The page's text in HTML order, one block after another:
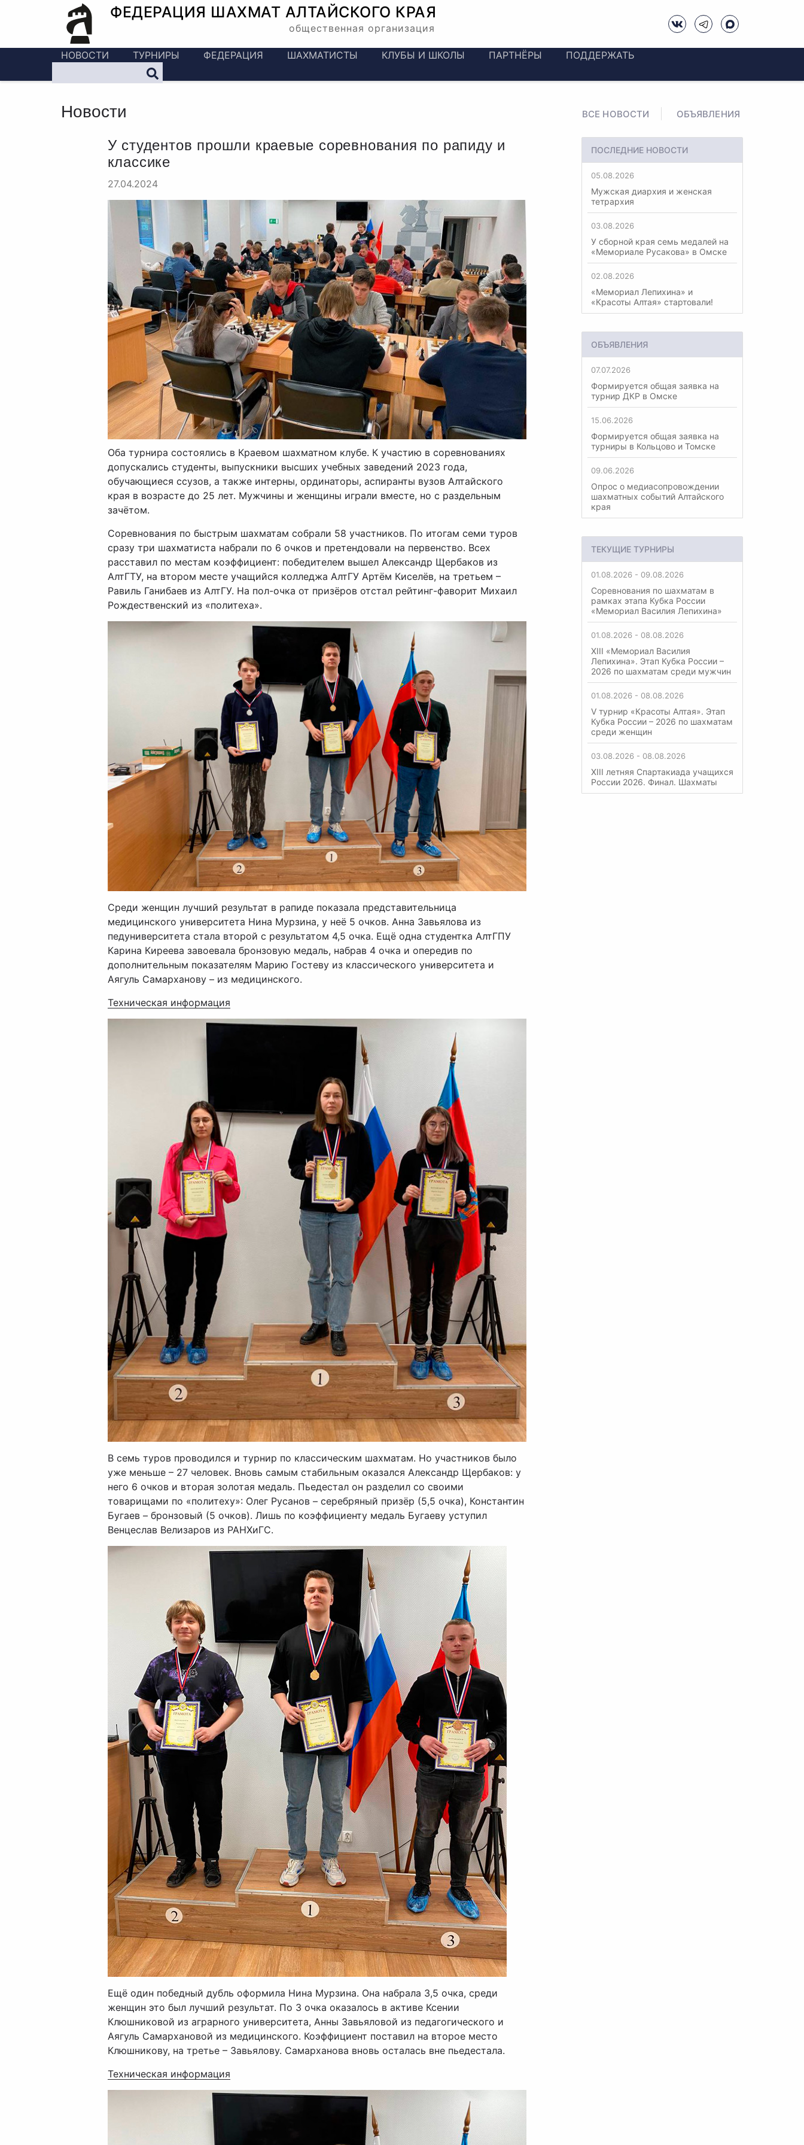
ФЕДЕРАЦИЯ ШАХМАТ АЛТАЙСКОГО КРАЯ
общественная организация
НОВОСТИ ТУРНИРЫ ФЕДЕРАЦИЯ ШАХМАТИСТЫ КЛУБЫ И ШКОЛЫ ПАРТНЁРЫ ПОДДЕРЖАТЬ
Новости ВСЕ НОВОСТИ ОБЪЯВЛЕНИЯ
У студентов прошли краевые соревнования по рапиду и
классике
27.04.2024
Оба турнира состоялись в Краевом шахматном клубе. К участию в соревнованиях
допускались студенты, выпускники высших учебных заведений 2023 года,
обучающиеся ссузов, а также интерны, ординаторы, аспиранты вузов Алтайского
края в возрасте до 25 лет. Мужчины и женщины играли вместе, но с раздельным
зачётом.
Соревнования по быстрым шахматам собрали 58 участников. По итогам семи туров
сразу три шахматиста набрали по 6 очков и претендовали на первенство. Всех
расставил по местам коэффициент: победителем вышел Александр Щербаков из
АлтГТУ, на втором месте учащийся колледжа АлтГУ Артём Киселёв, на третьем –
Равиль Ганибаев из АлтГУ. На пол-очка от призёров отстал рейтинг-фаворит Михаил
Рождественский из «политеха».
Среди женщин лучший результат в рапиде показала представительница
медицинского университета Нина Мурзина, у неё 5 очков. Анна Завьялова из
педуниверситета стала второй с результатом 4,5 очка. Ещё одна студентка АлтГПУ
Карина Киреева завоевала бронзовую медаль, набрав 4 очка и опередив по
дополнительным показателям Марию Гостеву из классического университета и
Аягуль Самарханову – из медицинского.
Техническая информация
В семь туров проводился и турнир по классическим шахматам. Но участников было
уже меньше – 27 человек. Вновь самым стабильным оказался Александр Щербаков: у
него 6 очков и вторая золотая медаль. Пьедестал он разделил со своими
товарищами по «политеху»: Олег Русанов – серебряный призёр (5,5 очка), Константин
Бугаев – бронзовый (5 очков). Лишь по коэффициенту медаль Бугаеву уступил
Венцеслав Велизаров из РАНХиГС.
Ещё один победный дубль оформила Нина Мурзина. Она набрала 3,5 очка, среди
женщин это был лучший результат. По 3 очка оказалось в активе Ксении
Клюшниковой из аграрного университета, Анны Завьяловой из педагогического и
Аягуль Самархановой из медицинского. Коэффициент поставил на второе место
Клюшникову, на третье – Завьялову. Самарханова вновь осталась вне пьедестала.
Техническая информация
ПОСЛЕДНИЕ НОВОСТИ
05.08.2026
Мужская диархия и женская
тетрархия
03.08.2026
У сборной края семь медалей на
«Мемориале Русакова» в Омске
02.08.2026
«Мемориал Лепихина» и
«Красоты Алтая» стартовали!
ОБЪЯВЛЕНИЯ
07.07.2026
Формируется общая заявка на
турнир ДКР в Омске
15.06.2026
Формируется общая заявка на
турниры в Кольцово и Томске
09.06.2026
Опрос о медиасопровождении
шахматных событий Алтайского
края
ТЕКУЩИЕ ТУРНИРЫ
01.08.2026 - 09.08.2026
Соревнования по шахматам в
рамках этапа Кубка России
«Мемориал Василия Лепихина»
01.08.2026 - 08.08.2026
XIII «Мемориал Василия
Лепихина». Этап Кубка России –
2026 по шахматам среди мужчин
01.08.2026 - 08.08.2026
V турнир «Красоты Алтая». Этап
Кубка России – 2026 по шахматам
среди женщин
03.08.2026 - 08.08.2026
XIII летняя Спартакиада учащихся
России 2026. Финал. Шахматы